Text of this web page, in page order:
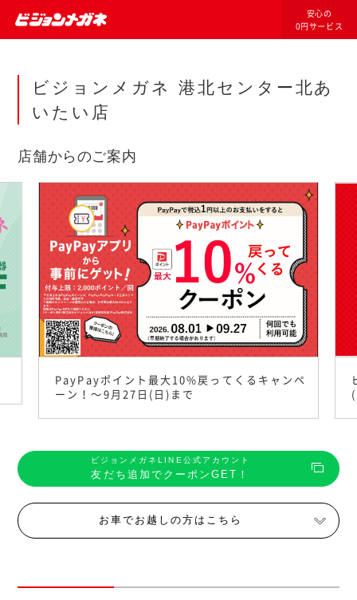
安心の
0円サービス
ビジョンメガネ 港北センター北あ
いたい店
店舗からのご案内
PayPayポイント最大10%戻ってくるキャンペ
ーン！〜9月27日(日)まで
ビジョンメガネLINE公式アカウント
友だち追加でクーポンGET！
お車でお越しの方はこちら